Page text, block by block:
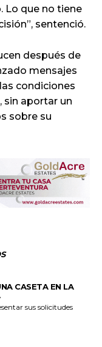
Lo que no tiene
sentenció.
después de
mensajes
condiciones
sin aportar un
sobre su
CASETA EN LA
sus solicitudes